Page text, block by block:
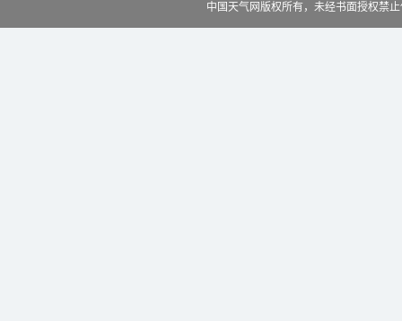
中国天气网版权所有，未经书面授权